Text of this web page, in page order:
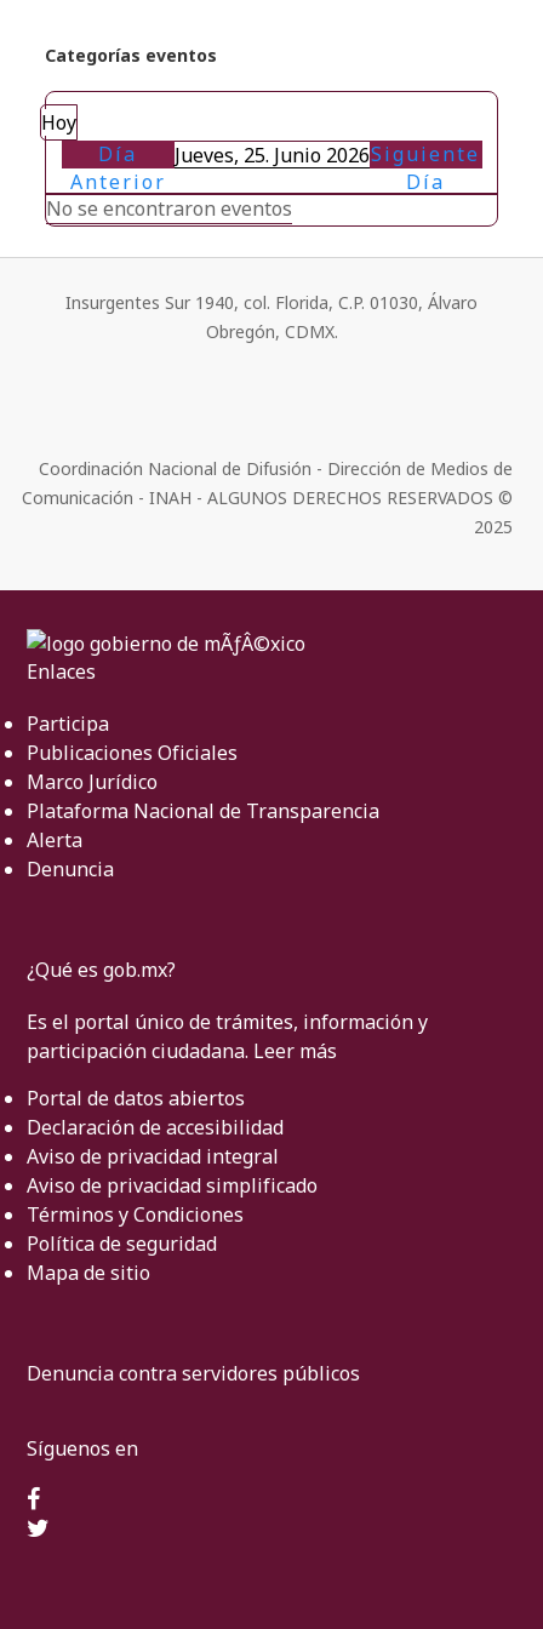
Categorías eventos
Hoy
Día
Anterior
Jueves, 25. Junio 2026Siguiente
Día
No se encontraron eventos
Insurgentes Sur 1940, col. Florida, C.P. 01030, Álvaro
Obregón, CDMX.
Coordinación Nacional de Difusión - Dirección de Medios de
Comunicación - INAH - ALGUNOS DERECHOS RESERVADOS ©
2025
Enlaces
Participa
Publicaciones Oficiales
Marco Jurídico
Plataforma Nacional de Transparencia
Alerta
Denuncia
¿Qué es gob.mx?
Es el portal único de trámites, información y
participación ciudadana. Leer más
Portal de datos abiertos
Declaración de accesibilidad
Aviso de privacidad integral
Aviso de privacidad simplificado
Términos y Condiciones
Política de seguridad
Mapa de sitio
Denuncia contra servidores públicos
Síguenos en